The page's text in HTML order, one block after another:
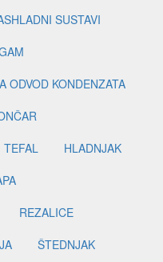
SUSTAVI
ODVOD KONDENZATA
TEFAL
HLADNJAK
REZALICE
ŠTEDNJAK